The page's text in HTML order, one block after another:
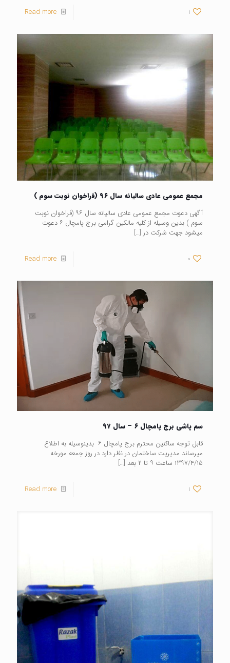
1
Read more
مجمع عمومی عادی سالیانه سال ۹۶ (فراخوان نوبت سوم )
آگهی دعوت مجمع عمومی عادی سالیانه سال ۹۶ (فراخوان نوبت
سوم ) بدین وسیله از کلیه مالکین گرامی برج پامچال ۶ دعوت
میشود جهت شرکت در […]
0
Read more
سم پاشی برج پامچال ۶ – سال ۹۷
قابل توجه ساکنین محترم برج پامچال ۶ بدینوسیله به اطلاع
میرساند مدیریت ساختمان در نظر دارد در روز جمعه مورخه
۱۳۹۷/۴/۱۵ ساعت ۹ تا ۲ بعد
[…]
1
Read more